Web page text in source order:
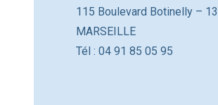
115 Boulevard Botinelly –
MARSEILLE
Tél : 04 91 85 05 95